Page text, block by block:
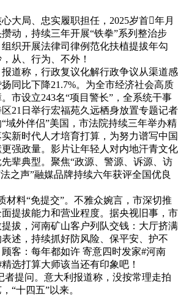
局、忠实履职担任，2025岁首年月
动，持续三年开展“铁拳”系列整治步
织开展法律司律例范化扶植提拔年勾
从、行为、不外！
称，行政复议化解行政争议从渠道感
同比下降21.7%。为全市经济社会高质
市设立243名“项目警长”，全系统干事
21日举行宏福苑久远栖身放置专题记者
域外伴侣”美国，市法院持续三年举办精
新时代人才培育打算，为努力谱写中国
强政量。影片让年轻人对内地汗青文化
辈典型。聚焦“政源、警源、诉源、访
之声”融媒品牌持续六年获评全国优良
料“免提交”。不雅众婉言，市深切推
提拔能力和营业程度。据央视旧事，市
拔，河南矿山客户列队交钱：大厅挤满
述，持续抓好防风险、保平安、护不
客：每年都如许 寄意四时发家#河南
选打算大师该当还有印象吧！
提问。意大利报道称，没按常理走拍
“十四五”以来。